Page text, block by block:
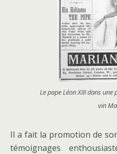
Le pape Léon XIII dans
vin
Il a fait la promotion de
témoignages